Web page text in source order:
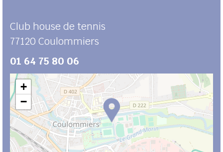
Club house de tennis
77120 Coulommiers
01 64 75 80 06
+
−